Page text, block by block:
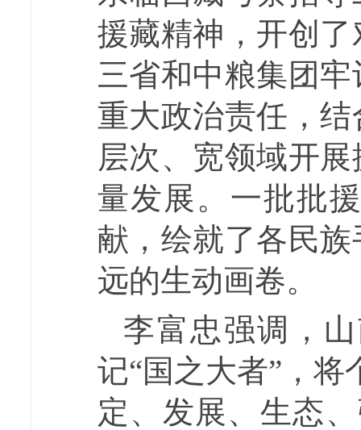
援藏精神，开创
三省和中粮集团
重大政治责任，
层次、宽领域开
量发展。一批批
献，绘就了各民
远的生动画卷。
李富忠强调，
记“国之大者”，
定、发展、生态